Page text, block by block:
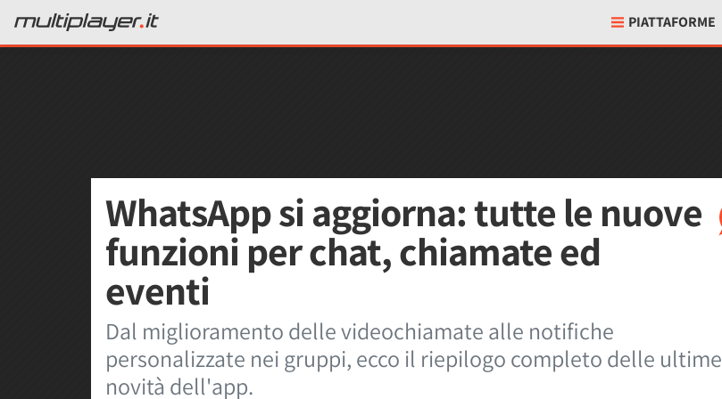
PIATTAFORME
WhatsApp si aggiorna: tutte le nuove
funzioni per chat, chiamate ed
eventi
Dal miglioramento delle videochiamate alle notifiche
personalizzate nei gruppi, ecco il riepilogo completo delle ultime
novità dell'app.